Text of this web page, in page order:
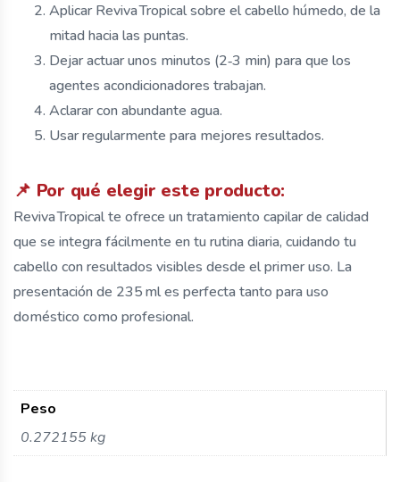
Aplicar Reviva Tropical sobre el cabello húmedo, de la
mitad hacia las puntas.
Dejar actuar unos minutos (2‑3 min) para que los
agentes acondicionadores trabajan.
Aclarar con abundante agua.
Usar regularmente para mejores resultados.
📌 Por qué elegir este producto:
Reviva Tropical te ofrece un tratamiento capilar de calidad
que se integra fácilmente en tu rutina diaria, cuidando tu
cabello con resultados visibles desde el primer uso. La
presentación de 235 ml es perfecta tanto para uso
doméstico como profesional.
Peso
0.272155 kg